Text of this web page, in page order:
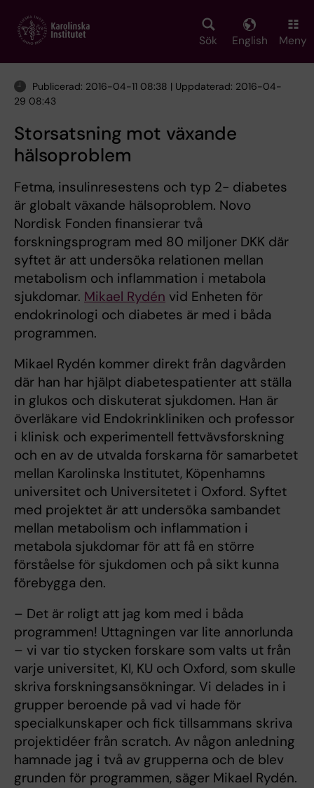
main
Sök English Meny
Publicerad: 2016-04-11 08:38 | Uppdaterad: 2016-04-
29 08:43
Storsatsning mot växande
hälsoproblem
Fetma, insulinresestens och typ 2- diabetes
är globalt växande hälsoproblem. Novo
Nordisk Fonden finansierar två
forskningsprogram med 80 miljoner DKK där
syftet är att undersöka relationen mellan
metabolism och inflammation i metabola
sjukdomar. Mikael Rydén vid Enheten för
endokrinologi och diabetes är med i båda
programmen.
Mikael Rydén kommer direkt från dagvården
där han har hjälpt diabetespatienter att ställa
in glukos och diskuterat sjukdomen. Han är
överläkare vid Endokrinkliniken och professor
i klinisk och experimentell fettvävsforskning
och en av de utvalda forskarna för samarbetet
mellan Karolinska Institutet, Köpenhamns
universitet och Universitetet i Oxford. Syftet
med projektet är att undersöka sambandet
mellan metabolism och inflammation i
metabola sjukdomar för att få en större
förståelse för sjukdomen och på sikt kunna
förebygga den.
– Det är roligt att jag kom med i båda
programmen! Uttagningen var lite annorlunda
– vi var tio stycken forskare som valts ut från
varje universitet, KI, KU och Oxford, som skulle
skriva forskningsansökningar. Vi delades in i
grupper beroende på vad vi hade för
specialkunskaper och fick tillsammans skriva
projektidéer från scratch. Av någon anledning
hamnade jag i två av grupperna och de blev
grunden för programmen, säger Mikael Rydén.